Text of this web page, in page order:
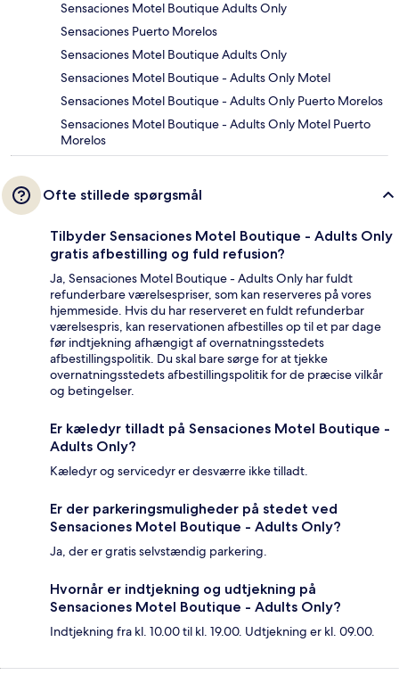
Sensaciones Motel Boutique Adults Only
Sensaciones Puerto Morelos
Sensaciones Motel Boutique Adults Only
Sensaciones Motel Boutique - Adults Only Motel
Sensaciones Motel Boutique - Adults Only Puerto Morelos
Sensaciones Motel Boutique - Adults Only Motel Puerto
Morelos
Ofte stillede spørgsmål
Tilbyder Sensaciones Motel Boutique - Adults Only
gratis afbestilling og fuld refusion?
Ja, Sensaciones Motel Boutique - Adults Only har fuldt
refunderbare værelsespriser, som kan reserveres på vores
hjemmeside. Hvis du har reserveret en fuldt refunderbar
værelsespris, kan reservationen afbestilles op til et par dage
før indtjekning afhængigt af overnatningsstedets
afbestillingspolitik. Du skal bare sørge for at tjekke
overnatningsstedets afbestillingspolitik for de præcise vilkår
og betingelser.
Er kæledyr tilladt på Sensaciones Motel Boutique -
Adults Only?
Kæledyr og servicedyr er desværre ikke tilladt.
Er der parkeringsmuligheder på stedet ved
Sensaciones Motel Boutique - Adults Only?
Ja, der er gratis selvstændig parkering.
Hvornår er indtjekning og udtjekning på
Sensaciones Motel Boutique - Adults Only?
Indtjekning fra kl. 10.00 til kl. 19.00. Udtjekning er kl. 09.00.